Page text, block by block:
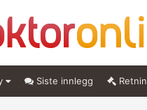
Siste innlegg